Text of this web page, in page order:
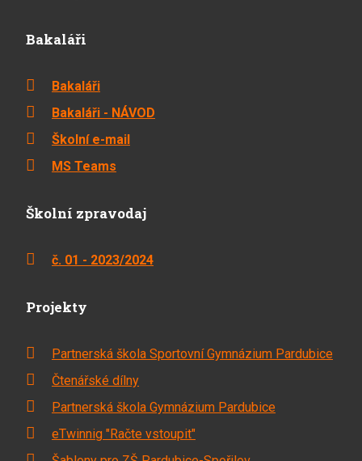
Bakaláři
Bakaláři
Bakaláři - NÁVOD
Školní e-mail
MS Teams
Školní zpravodaj
č. 01 - 2023/2024
Projekty
Partnerská škola Sportovní Gymnázium Pardubice
Čtenářské dílny
Partnerská škola Gymnázium Pardubice
eTwinnig "Račte vstoupit"